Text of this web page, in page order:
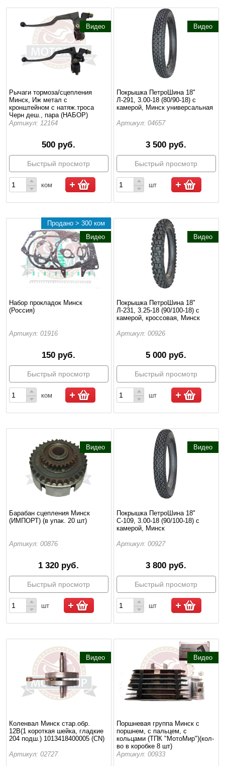
Видео
Рычаги тормоза/сцепления
Минск, Иж метал с
кронштейном с натяж.троса
Черн деш., пара (НАБОР)
Артикул: 12164
500 руб.
Быстрый просмотр
ком
Видео
Покрышка ПетроШина 18"
Л-291, 3.00-18 (80/90-18) с
камерой, Минск универсальная
Артикул: 04657
3 500 руб.
Быстрый просмотр
шт
Продано > 300 ком
Видео
Набор прокладок Минск
(Россия)
Артикул: 01916
150 руб.
Быстрый просмотр
ком
Видео
Покрышка ПетроШина 18"
Л-231, 3.25-18 (90/100-18) с
камерой, кроссовая, Минск
Артикул: 00926
5 000 руб.
Быстрый просмотр
шт
Видео
Барабан сцепления Минск
(ИМПОРТ) (в упак. 20 шт)
Артикул: 00876
1 320 руб.
Быстрый просмотр
шт
Видео
Покрышка ПетроШина 18"
С-109, 3.00-18 (90/100-18) с
камерой, Минск
Артикул: 00927
3 800 руб.
Быстрый просмотр
шт
Видео
Коленвал Минск стар.обр.
12В(1 короткая шейка, гладкие
204 подш.) 1013418400005 (CN)
Артикул: 02727
Видео
Поршневая группа Минск с
поршнем, с пальцем, с
кольцами (ТПК "МотоМир")(кол-
во в коробке 8 шт)
Артикул: 00933